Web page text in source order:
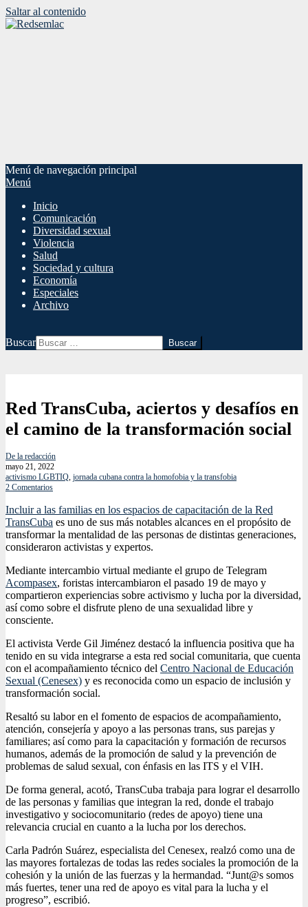
Saltar al contenido
Menú de navegación principal
Menú
Inicio
Comunicación
Diversidad sexual
Violencia
Salud
Sociedad y cultura
Economía
Especiales
Archivo
Buscar
Red TransCuba, aciertos y desafíos en
el camino de la transformación social
De la redacción
mayo 21, 2022
activismo LGBTIQ, jornada cubana contra la homofobia y la transfobia
2 Comentarios
Incluir a las familias en los espacios de capacitación de la Red
TransCuba es uno de sus más notables alcances en el propósito de
transformar la mentalidad de las personas de distintas generaciones,
consideraron activistas y expertos.
Mediante intercambio virtual mediante el grupo de Telegram
Acompasex, foristas intercambiaron el pasado 19 de mayo y
compartieron experiencias sobre activismo y lucha por la diversidad,
así como sobre el disfrute pleno de una sexualidad libre y
consciente.
El activista Verde Gil Jiménez destacó la influencia positiva que ha
tenido en su vida integrarse a esta red social comunitaria, que cuenta
con el acompañamiento técnico del Centro Nacional de Educación
Sexual (Cenesex) y es reconocida como un espacio de inclusión y
transformación social.
Resaltó su labor en el fomento de espacios de acompañamiento,
atención, consejería y apoyo a las personas trans, sus parejas y
familiares; así como para la capacitación y formación de recursos
humanos, además de la promoción de salud y la prevención de
problemas de salud sexual, con énfasis en las ITS y el VIH.
De forma general, acotó, TransCuba trabaja para lograr el desarrollo
de las personas y familias que integran la red, donde el trabajo
investigativo y sociocomunitario (redes de apoyo) tiene una
relevancia crucial en cuanto a la lucha por los derechos.
Carla Padrón Suárez, especialista del Cenesex, realzó como una de
las mayores fortalezas de todas las redes sociales la promoción de la
cohesión y la unión de las fuerzas y la hermandad. “Junt@s somos
más fuertes, tener una red de apoyo es vital para la lucha y el
progreso”, escribió.